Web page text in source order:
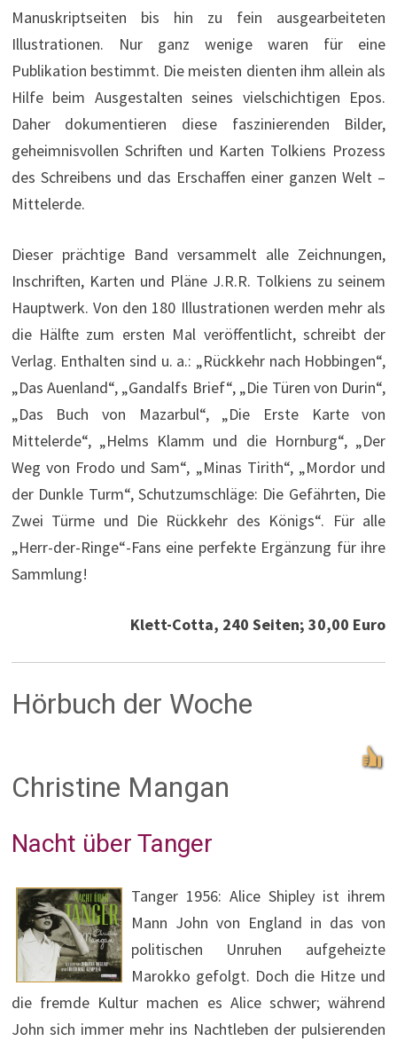
Manuskriptseiten bis hin zu fein ausgearbeiteten
Illustrationen. Nur ganz wenige waren für eine
Publikation bestimmt. Die meisten dienten ihm allein als
Hilfe beim Ausgestalten seines vielschichtigen Epos.
Daher dokumentieren diese faszinierenden Bilder,
geheimnisvollen Schriften und Karten Tolkiens Prozess
des Schreibens und das Erschaffen einer ganzen Welt –
Mittelerde.
Dieser prächtige Band versammelt alle Zeichnungen,
Inschriften, Karten und Pläne J.R.R. Tolkiens zu seinem
Hauptwerk. Von den 180 Illustrationen werden mehr als
die Hälfte zum ersten Mal veröffentlicht, schreibt der
Verlag. Enthalten sind u. a.: „Rückkehr nach Hobbingen“,
„Das Auenland“, „Gandalfs Brief“, „Die Türen von Durin“,
„Das Buch von Mazarbul“, „Die Erste Karte von
Mittelerde“, „Helms Klamm und die Hornburg“, „Der
Weg von Frodo und Sam“, „Minas Tirith“, „Mordor und
der Dunkle Turm“, Schutzumschläge: Die Gefährten, Die
Zwei Türme und Die Rückkehr des Königs“. Für alle
„Herr-der-Ringe“-Fans eine perfekte Ergänzung für ihre
Sammlung!
Klett-Cotta, 240 Seiten; 30,00 Euro
Hörbuch der Woche
Christine Mangan
Nacht über Tanger
Tanger 1956: Alice Shipley ist ihrem
Mann John von England in das von
politischen Unruhen aufgeheizte
Marokko gefolgt. Doch die Hitze und
die fremde Kultur machen es Alice schwer; während
John sich immer mehr ins Nachtleben der pulsierenden